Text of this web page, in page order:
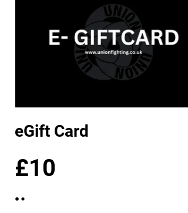
eGift Card
£10